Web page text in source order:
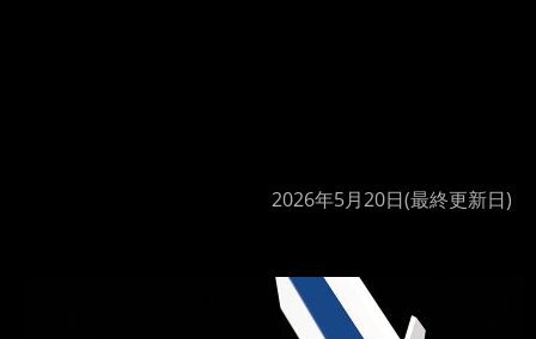
2026年5月20日(最終更新日)